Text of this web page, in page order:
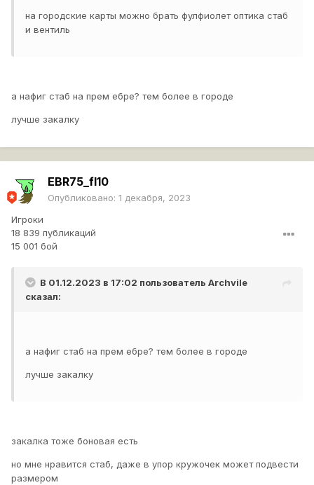
на городские карты можно брать фулфиолет оптика стаб
и вентиль
а нафиг стаб на прем ебре? тем более в городе
лучше закалку
EBR75_fl10
Опубликовано: 1 декабря, 2023
Игроки
18 839 публикаций
15 001 бой
В 01.12.2023 в 17:02 пользователь Archvile
сказал:
а нафиг стаб на прем ебре? тем более в городе
лучше закалку
закалка тоже боновая есть
но мне нравится стаб, даже в упор кружочек может подвести
размером